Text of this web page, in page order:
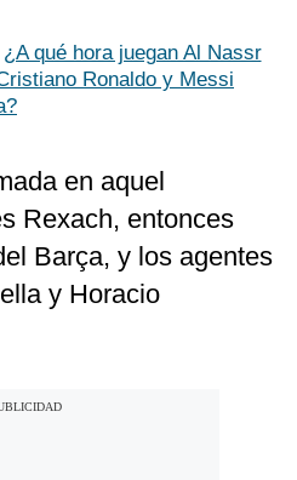
¿A qué hora juegan Al Nassr
Ronaldo y Messi
en aquel
Rexach, entonces
Barça, y los agentes
y Horacio